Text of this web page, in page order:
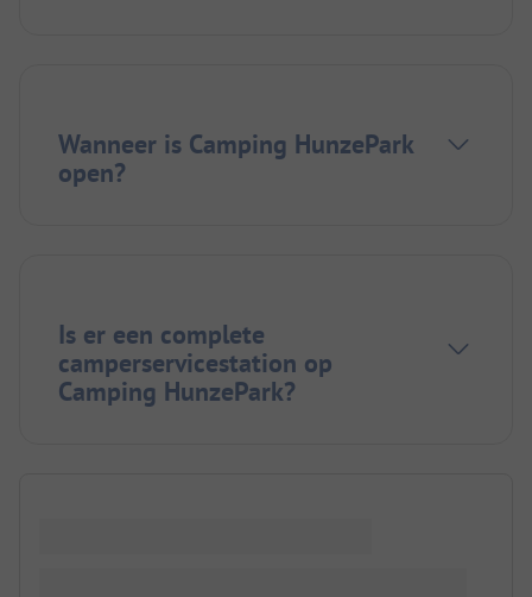
Wanneer is Camping HunzePark
open?
Is er een complete
camperservicestation op
Camping HunzePark?